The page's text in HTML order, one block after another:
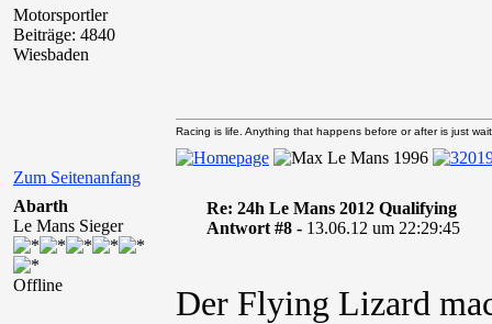
Motorsportler
Beiträge: 4840
Wiesbaden
Zum Seitenanfang
Racing is life. Anything that happens before or after is just
Abarth
Le Mans Sieger
Offline
Re: 24h Le Mans 2012 Qualifying
Antwort #8 - 13.06.12 um 22:29:45
Der Flying Lizard